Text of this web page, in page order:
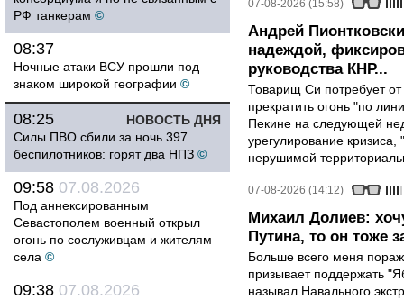
РФ танкерам ©
08:37
Ночные атаки ВСУ прошли под
знаком широкой географии ©
НОВОСТЬ ДНЯ
08:25
Силы ПВО сбили за ночь 397
беспилотников: горят два НПЗ ©
09:58 07.08.2026
Под аннексированным
Севастополем военный открыл
огонь по сослуживцам и жителям
села ©
09:38 07.08.2026
07-08-2026 (15:58)
Андрей
надеждой,
руководства КНР...
Товарищ Си потребует
прекратить огонь "по
Пекине на следующей
урегулирование
нерушимой
07-08-2026 (14:12)
Михаил Долиев:
Путина, то он тоже
Больше всего меня
призывает поддержать
называл Навального